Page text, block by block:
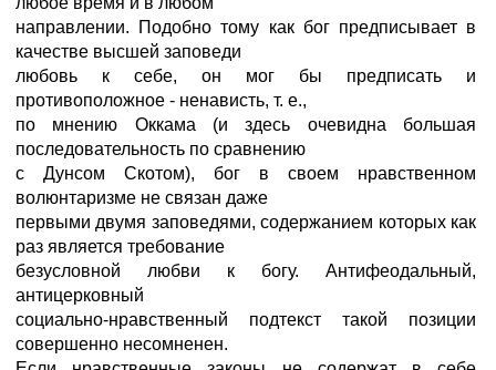
направлении. Подобно тому как бог предписывает в
качестве высшей заповеди
любовь к себе, он мог бы предписать и
противоположное - ненависть, т. е.,
по мнению Оккама (и здесь очевидна большая
последовательность по сравнению
с Дунсом Скотом), бог в своем нравственном
волюнтаризме не связан даже
первыми двумя заповедями, содержанием которых как
раз является требование
безусловной любви к богу. Антифеодальный,
антицерковный
социально-нравственный подтекст такой позиции
совершенно несомненен.